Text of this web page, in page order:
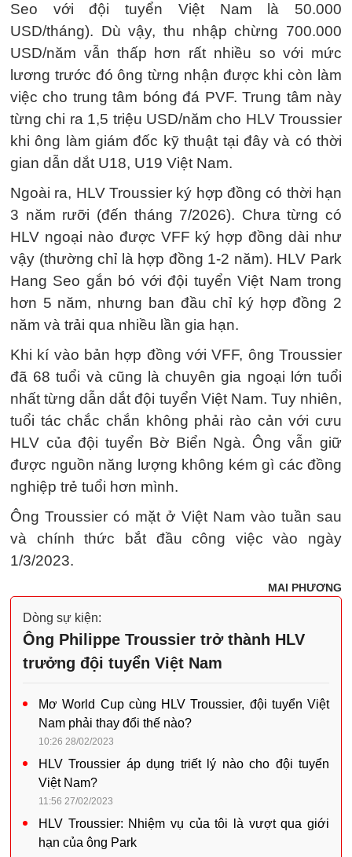
Seo với đội tuyển Việt Nam là 50.000
USD/tháng). Dù vậy, thu nhập chừng 700.000
USD/năm vẫn thấp hơn rất nhiều so với mức
lương trước đó ông từng nhận được khi còn làm
việc cho trung tâm bóng đá PVF. Trung tâm này
từng chi ra 1,5 triệu USD/năm cho HLV Troussier
khi ông làm giám đốc kỹ thuật tại đây và có thời
gian dẫn dắt U18, U19 Việt Nam.
Ngoài ra, HLV Troussier ký hợp đồng có thời hạn
3 năm rưỡi (đến tháng 7/2026). Chưa từng có
HLV ngoại nào được VFF ký hợp đồng dài như
vậy (thường chỉ là hợp đồng 1-2 năm). HLV Park
Hang Seo gắn bó với đội tuyển Việt Nam trong
hơn 5 năm, nhưng ban đầu chỉ ký hợp đồng 2
năm và trải qua nhiều lần gia hạn.
Khi kí vào bản hợp đồng với VFF, ông Troussier
đã 68 tuổi và cũng là chuyên gia ngoại lớn tuổi
nhất từng dẫn dắt đội tuyển Việt Nam. Tuy nhiên,
tuổi tác chắc chắn không phải rào cản với cưu
HLV của đội tuyển Bờ Biển Ngà. Ông vẫn giữ
được nguồn năng lượng không kém gì các đồng
nghiệp trẻ tuổi hơn mình.
Ông Troussier có mặt ở Việt Nam vào tuần sau
và chính thức bắt đầu công việc vào ngày
1/3/2023.
MAI PHƯƠNG
Dòng sự kiện:
Ông Philippe Troussier trở thành HLV
trưởng đội tuyển Việt Nam
Mơ World Cup cùng HLV Troussier, đội tuyển Việt
Nam phải thay đổi thế nào?
10:26 28/02/2023
HLV Troussier áp dụng triết lý nào cho đội tuyển
Việt Nam?
11:56 27/02/2023
HLV Troussier: Nhiệm vụ của tôi là vượt qua giới
hạn của ông Park